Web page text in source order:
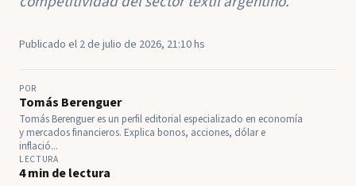
Publicado el 2 de julio de 2026, 21:10 hs
POR
Tomás Berenguer
Tomás Berenguer es un perfil editorial especializado en economía
y mercados financieros. Explica bonos, acciones, dólar e
inflació...
LECTURA
4 min de lectura